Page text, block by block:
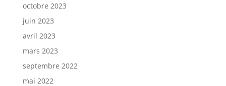
octobre 2023
juin 2023
avril 2023
mars 2023
septembre 2022
mai 2022